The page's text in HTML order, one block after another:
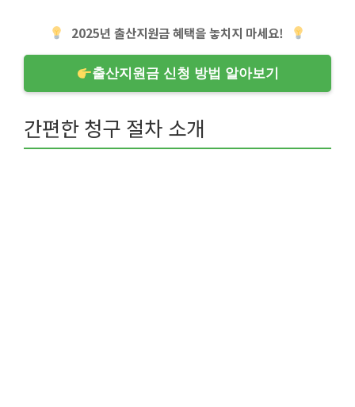
2025년 출산지원금 혜택을 놓치지 마세요!
출산지원금 신청 방법 알아보기
간편한 청구 절차 소개